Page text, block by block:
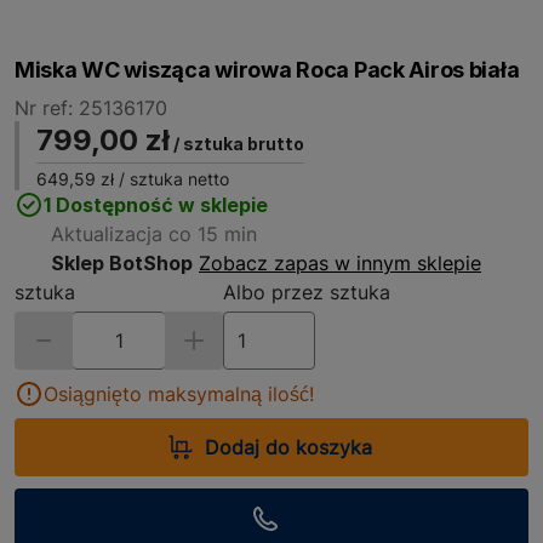
Miska WC wisząca wirowa Roca Pack Airos biała
Nr ref: 25136170
799,00 zł / sztuka brutto
649,59 zł / sztuka netto
1 Dostępność w sklepie
Aktualizacja co 15 min
Sklep BotShop Zobacz zapas w innym sklepie
sztuka
Albo przez sztuka
Osiągnięto maksymalną ilość!
Dodaj do koszyka